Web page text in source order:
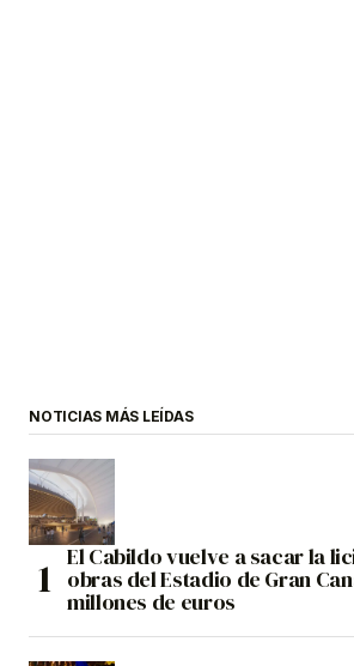
NOTICIAS MÁS LEÍDAS
El Cabildo vuelve a sacar la
obras del Estadio de Gran
millones de euros